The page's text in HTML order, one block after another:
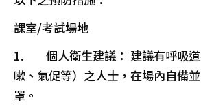
課室/考試場地
1. 個人衛生建議： 建議有呼吸道
嗽、氣促等）之人士，在場內自備
罩。